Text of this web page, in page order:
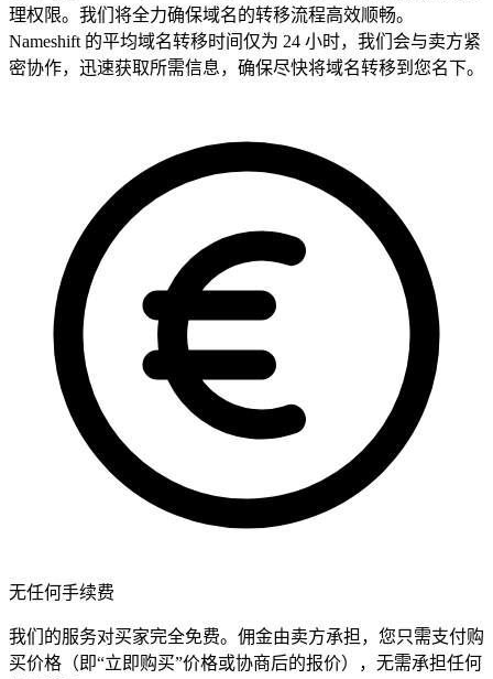
理权限。我们将全力确保域名的转移流程高效顺畅。
Nameshift 的平均域名转移时间仅为 24 小时，我们会与卖方紧
密协作，迅速获取所需信息，确保尽快将域名转移到您名下。
无任何手续费
我们的服务对买家完全免费。佣金由卖方承担，您只需支付购
买价格（即“立即购买”价格或协商后的报价），无需承担任何